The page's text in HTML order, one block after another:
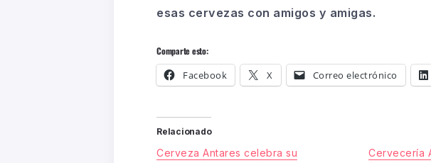
esas cervezas con amigos y amigas.
Comparte esto:
Facebook X Correo electrónico
Relacionado
Cerveza Antares celebra su
Cervecería